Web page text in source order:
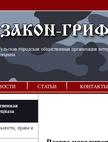
городская общественная организация
СТАТЬИ КОНТАКТЫ
права и